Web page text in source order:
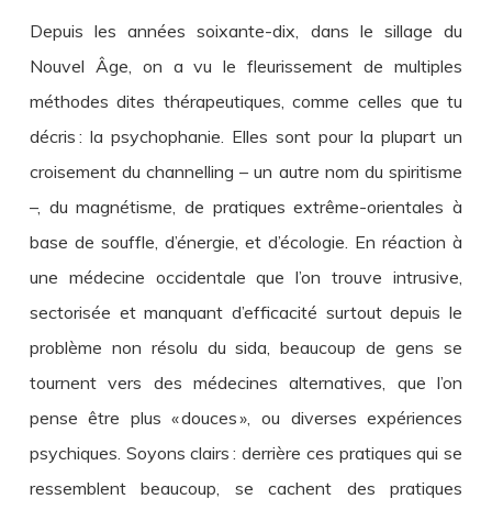
Depuis les années soixante-dix, dans le sillage du
Nouvel Âge, on a vu le fleurissement de multiples
méthodes dites thérapeutiques, comme celles que tu
décris : la psychophanie. Elles sont pour la plupart un
croisement du channelling – un autre nom du spiritisme
–, du magnétisme, de pratiques extrême-orientales à
base de souffle, d’énergie, et d’écologie. En réaction à
une médecine occidentale que l’on trouve intrusive,
sectorisée et manquant d’efficacité surtout depuis le
problème non résolu du sida, beaucoup de gens se
tournent vers des médecines alternatives, que l’on
pense être plus « douces », ou diverses expériences
psychiques. Soyons clairs : derrière ces pratiques qui se
ressemblent beaucoup, se cachent des pratiques